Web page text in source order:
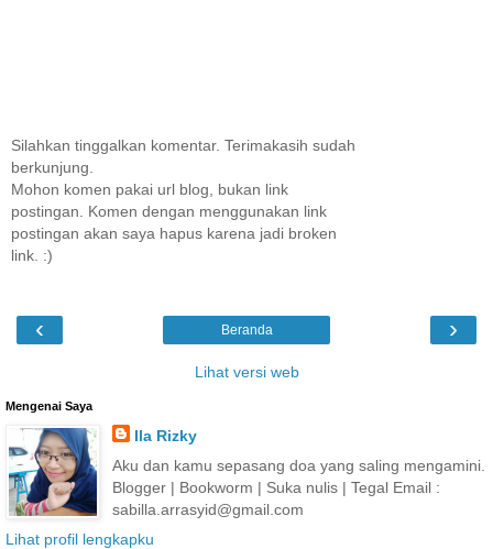
Silahkan tinggalkan komentar. Terimakasih sudah
berkunjung.
Mohon komen pakai url blog, bukan link
postingan. Komen dengan menggunakan link
postingan akan saya hapus karena jadi broken
link. :)
‹ ›
Beranda
Lihat versi web
Mengenai Saya
Ila Rizky
Aku dan kamu sepasang doa yang saling mengamini.
Blogger | Bookworm | Suka nulis | Tegal Email :
sabilla.arrasyid@gmail.com
Lihat profil lengkapku